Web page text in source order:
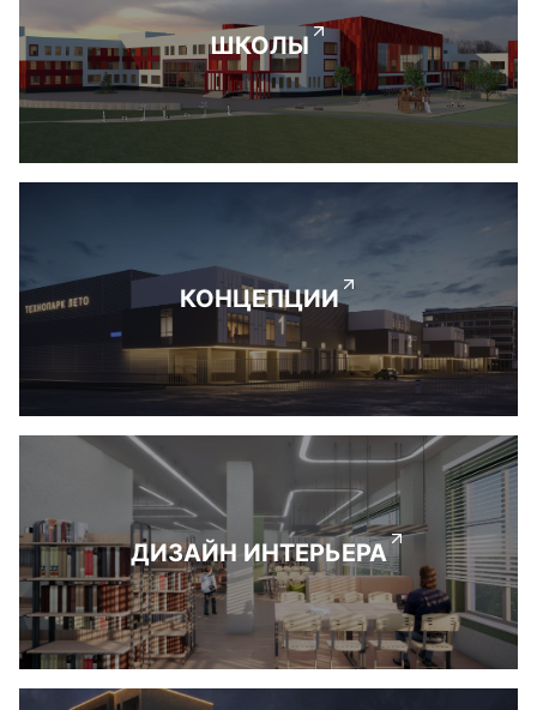
ШКОЛЫ
КОНЦЕПЦИИ
ДИЗАЙН ИНТЕРЬЕРА